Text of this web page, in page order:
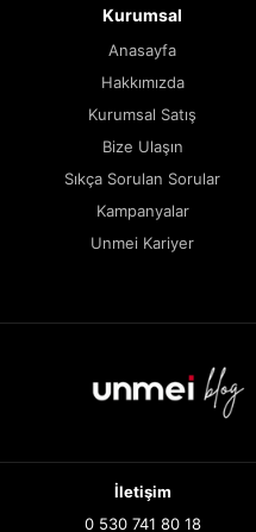
Kurumsal
Anasayfa
Hakkımızda
Kurumsal Satış
Bize Ulaşın
Sıkça Sorulan Sorular
Kampanyalar
Unmei Kariyer
İletişim
0 530 741 80 18